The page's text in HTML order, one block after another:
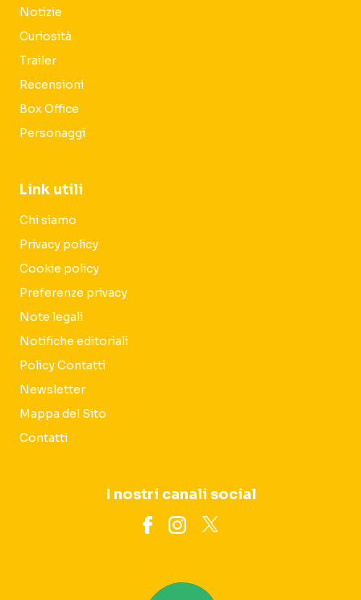
Notizie
Curiosità
Trailer
Recensioni
Box Office
Personaggi
Link utili
Chi siamo
Privacy policy
Cookie policy
Preferenze privacy
Note legali
Notifiche editoriali
Policy Contatti
Newsletter
Mappa del Sito
Contatti
I nostri canali social